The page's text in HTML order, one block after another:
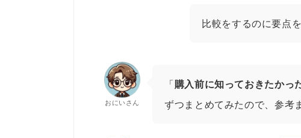
比較をするのに要点
おにいさん
「購入前に知っておきたかっ
ずつまとめてみたので、参考